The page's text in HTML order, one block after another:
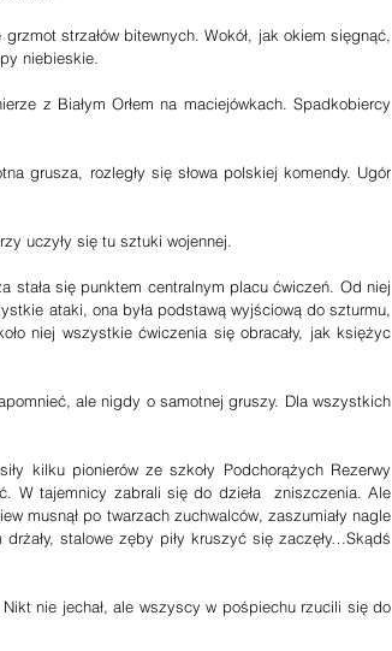
niebieskie.
uczyły się tu sztuki wojennej.
ataki, ona była podstawą wyjściową do szturmu,
niej wszystkie ćwiczenia się obracały, jak księżyc
W tajemnicy zabrali się do dzieła  zniszczenia. Ale
musnął po twarzach zuchwalców, zaszumiały nagle
stalowe zęby piły kruszyć się zaczęły…Skądś